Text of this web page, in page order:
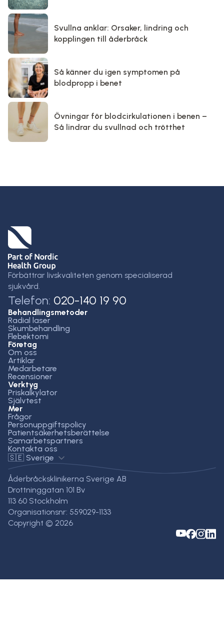
Svullna anklar: Orsaker, lindring och
kopplingen till åderbråck
Så känner du igen symptomen på
blodpropp i benet
Övningar för blodcirkulationen i benen –
Så lindrar du svullnad och trötthet
Förbättrar livskvaliteten genom specialiserad
sjukvård.
Telefon: 020-140 19 90
Behandlingsmetoder
Radial laser
Skumbehandling
Flebektomi
Företag
Om oss
Artiklar
Medarbetare
Recensioner
Verktyg
Priskalkylator
Självtest
Mer
Frågor
Personuppgiftspolicy
Patientsäkerhetsberättelse
Samarbetspartners
Kontakta oss
🇸🇪 Sverige
Åderbråcksklinikerna Sverige AB
Drottninggatan 101 Bv
113 60 Stockholm
Organisationsnr: 559029-1133
Copyright © 2026